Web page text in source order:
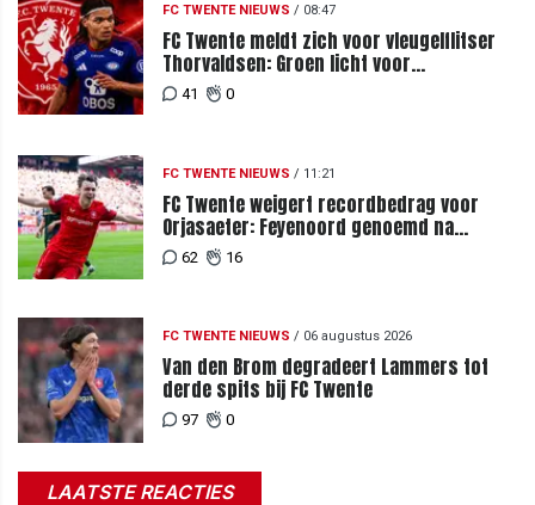
FC TWENTE NIEUWS / 08:47
FC Twente meldt zich voor vleugelflitser
Thorvaldsen: Groen licht voor
miljoenenbod
41 0
FC TWENTE NIEUWS / 11:21
FC Twente weigert recordbedrag voor
Orjasaeter: Feyenoord genoemd na
megabod
62 16
FC TWENTE NIEUWS / 06 augustus 2026
Van den Brom degradeert Lammers tot
derde spits bij FC Twente
97 0
LAATSTE REACTIES